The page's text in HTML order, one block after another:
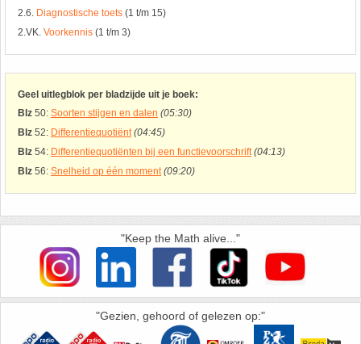
2.6. Diagnostische toets (1 t/m 15)
2.VK. Voorkennis (1 t/m 3)
Geel uitlegblok per bladzijde uit je boek:
Blz 50: Soorten stijgen en dalen (05:30)
Blz 52: Differentiequotiënt (04:45)
Blz 54: Differentiequotiënten bij een functievoorschrift (04:13)
Blz 56: Snelheid op één moment (09:20)
"Keep the Math alive..."
"Gezien, gehoord of gelezen op:"
27. Priemgetallen
28. Procenten
29. Romeinse cijfers
30. Sinus
31. Sinusregel
32. Standaarddeviatie
33. Stelling van fermat
34. Stelling van Pythagoras